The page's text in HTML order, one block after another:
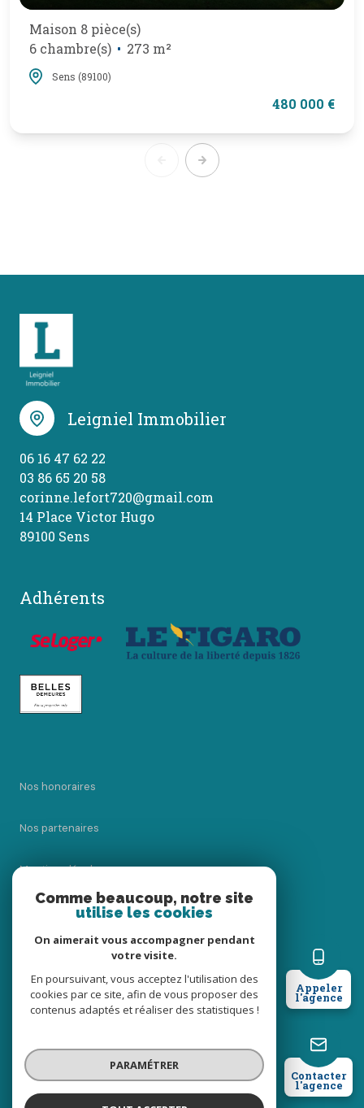
Appeler
l'agence
Contacter
l'agence
Maison 8 pièce(s)
6 chambre(s)
273 m²
Sens (89100)
480 000 €
Leigniel Immobilier
06 16 47 62 22
03 86 65 20 58
corinne.lefort720@gmail.com
14 Place Victor Hugo
89100 Sens
Adhérents
Nos honoraires
Nos partenaires
Mentions légales
Cookies
© 2026 | Tous droits réservés
Comme beaucoup, notre site
utilise les cookies
On aimerait vous accompagner pendant
votre visite.
En poursuivant, vous acceptez l'utilisation des
cookies par ce site, afin de vous proposer des
contenus adaptés et réaliser des statistiques !
PARAMÉTRER